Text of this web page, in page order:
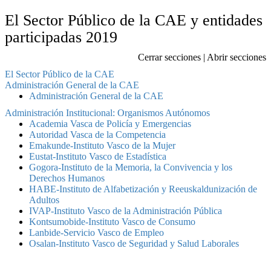
El Sector Público de la CAE y entidades
participadas 2019
Cerrar secciones | Abrir secciones
El Sector Público de la CAE
Administración General de la CAE
Administración General de la CAE
Administración Institucional: Organismos Autónomos
Academia Vasca de Policía y Emergencias
Autoridad Vasca de la Competencia
Emakunde-Instituto Vasco de la Mujer
Eustat-Instituto Vasco de Estadística
Gogora-Instituto de la Memoria, la Convivencia y los
Derechos Humanos
HABE-Instituto de Alfabetización y Reeuskaldunización de
Adultos
IVAP-Instituto Vasco de la Administración Pública
Kontsumobide-Instituto Vasco de Consumo
Lanbide-Servicio Vasco de Empleo
Osalan-Instituto Vasco de Seguridad y Salud Laborales